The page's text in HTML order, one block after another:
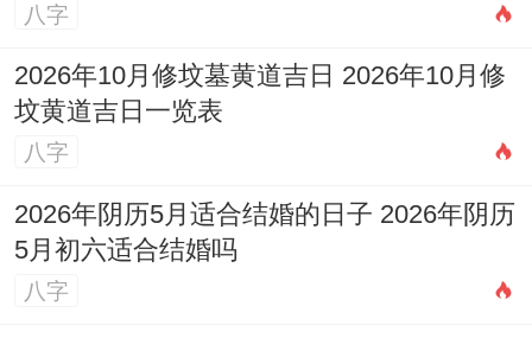
八字
2026年10月修坟墓黄道吉日 2026年10月修
坟黄道吉日一览表
八字
2026年阴历5月适合结婚的日子 2026年阴历
5月初六适合结婚吗
八字